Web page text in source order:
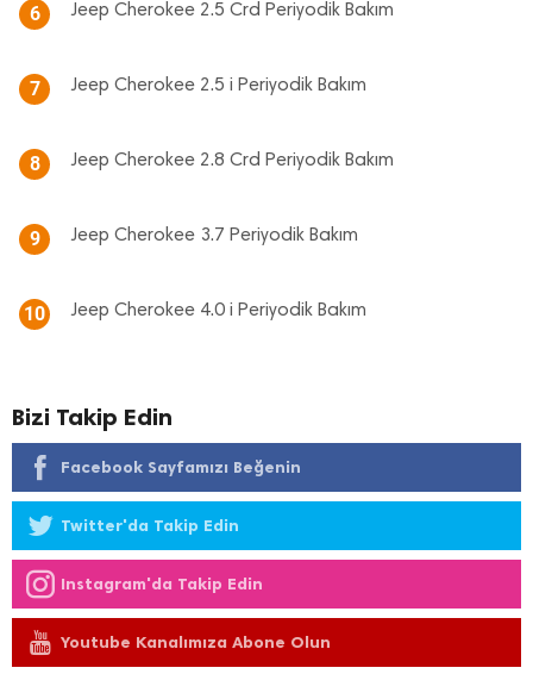
6 Jeep Cherokee 2.5 Crd Periyodik Bakım
7 Jeep Cherokee 2.5 i Periyodik Bakım
8 Jeep Cherokee 2.8 Crd Periyodik Bakım
9 Jeep Cherokee 3.7 Periyodik Bakım
10 Jeep Cherokee 4.0 i Periyodik Bakım
Bizi Takip Edin
Facebook Sayfamızı Beğenin
Twitter'da Takip Edin
Instagram'da Takip Edin
Youtube Kanalımıza Abone Olun